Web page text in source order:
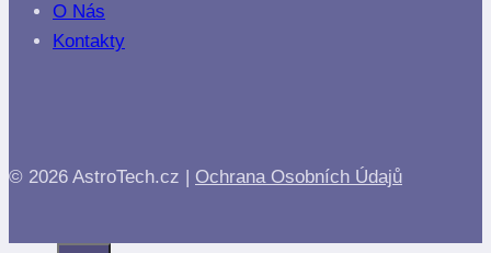
O Nás
Kontakty
© 2026 AstroTech.cz | Ochrana Osobních Údajů